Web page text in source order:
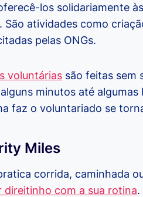
los solidariamente
São atividades como
pelas ONGs.
voluntárias são feitas sem
minutos até
faz o voluntariado se
Miles
corrida, caminhada
direitinho com a sua rotina.